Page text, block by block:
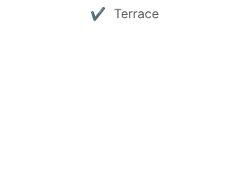
Terrace